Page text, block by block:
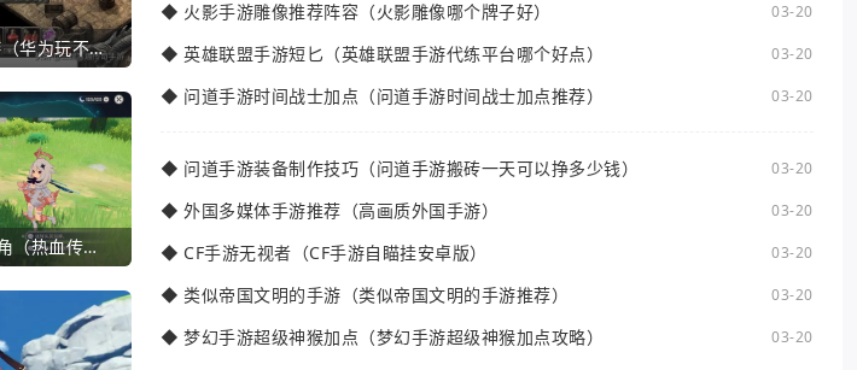
华为玩不了VIVO手游（华为玩不了VIVO手游怎么办）
热血传奇手游沃玛号角（热血传奇沃玛装备隐藏属性）
◆ 火影手游雕像推荐阵容（火影雕像哪个牌子好） 03-20
◆ 英雄联盟手游短匕（英雄联盟手游代练平台哪个好点） 03-20
◆ 问道手游时间战士加点（问道手游时间战士加点推荐） 03-20
◆ 问道手游装备制作技巧（问道手游搬砖一天可以挣多少钱） 03-20
◆ 外国多媒体手游推荐（高画质外国手游） 03-20
◆ CF手游无视者（CF手游自瞄挂安卓版） 03-20
◆ 类似帝国文明的手游（类似帝国文明的手游推荐） 03-20
◆ 梦幻手游超级神猴加点（梦幻手游超级神猴加点攻略） 03-20